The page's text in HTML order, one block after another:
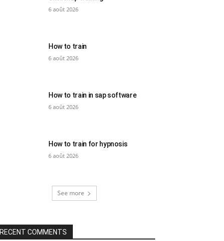
6 août 2026
How to train
6 août 2026
How to train in sap software
6 août 2026
How to train for hypnosis
6 août 2026
See more
RECENT COMMENTS